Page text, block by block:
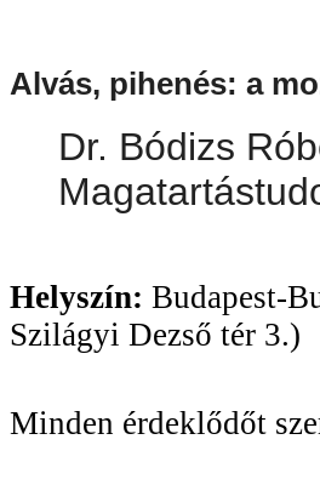
Alvás, pihenés: a
Dr. Bódizs
Helyszín: Budapest-
Szilágyi Dezső tér 3.)
Minden érdeklődőt